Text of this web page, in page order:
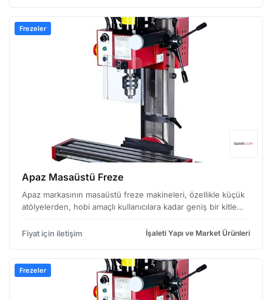
Frezeler
Apaz Masaüstü Freze
Apaz markasının masaüstü freze makineleri, özellikle küçük
atölyelerden, hobi amaçlı kullanıcılara kadar geniş bir kitle
Görüntüde yer alan model, X2L veya X2 kon…
Fiyat için iletişim İşaleti Yapı ve Market Ürünleri
Frezeler